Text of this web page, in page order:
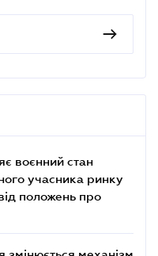
воєнний стан
учасника ринку
положень про